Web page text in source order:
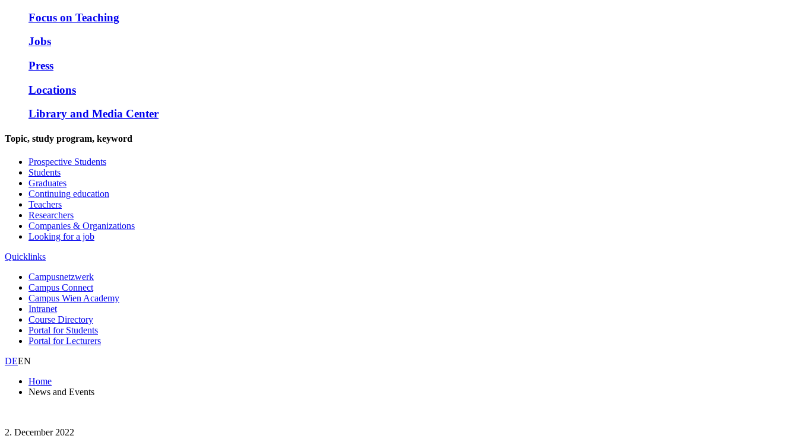
Focus on Teaching
Jobs
Press
Locations
Library and Media Center
Topic, study program, keyword
Prospective Students
Students
Graduates
Continuing education
Teachers
Researchers
Companies & Organizations
Looking for a job
Quicklinks
Campusnetzwerk
Campus Connect
Campus Wien Academy
Intranet
Course Directory
Portal for Students
Portal for Lecturers
DEEN
Home
News and Events
2. December 2022